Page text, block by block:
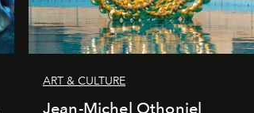
ART & CULTURE
Jean-Michel Othoniel